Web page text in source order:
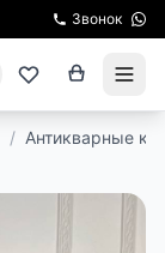
Звонок
/ Антикварные